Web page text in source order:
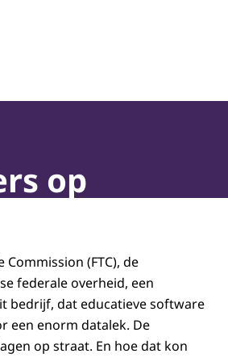
op
(FTC), de
federale overheid, een
bedrijf, dat educatieve software
een enorm datalek. De
op straat. En hoe dat kon